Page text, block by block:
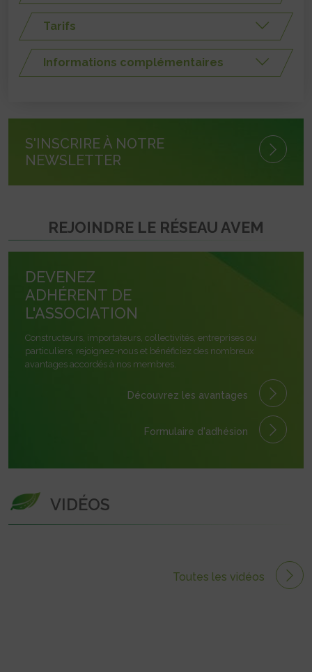
Tarifs
Informations complémentaires
S'INSCRIRE À NOTRE
NEWSLETTER
REJOINDRE LE RÉSEAU AVEM
DEVENEZ
ADHÉRENT DE
L'ASSOCIATION
Constructeurs, importateurs, collectivités, entreprises ou
particuliers, rejoignez-nous et bénéficiez des nombreux
avantages accordés à nos membres.
Découvrez les avantages
Formulaire d'adhésion
VIDÉOS
Toutes les vidéos